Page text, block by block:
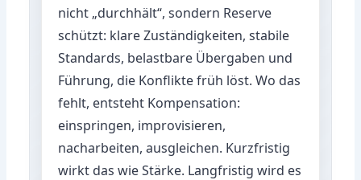
nicht „durchhält“, sondern Reserve
schützt: klare Zuständigkeiten, stabile
Standards, belastbare Übergaben und
Führung, die Konflikte früh löst. Wo das
fehlt, entsteht Kompensation:
einspringen, improvisieren,
nacharbeiten, ausgleichen. Kurzfristig
wirkt das wie Stärke. Langfristig wird es